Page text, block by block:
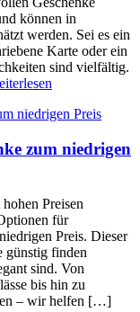
können in
werden. Sei es ein
Karte oder ein
sind vielfältig.
zum niedrigen
Preisen
für
Preis. Dieser
günstig finden
sind. Von
bis hin zu
– wir helfen […]